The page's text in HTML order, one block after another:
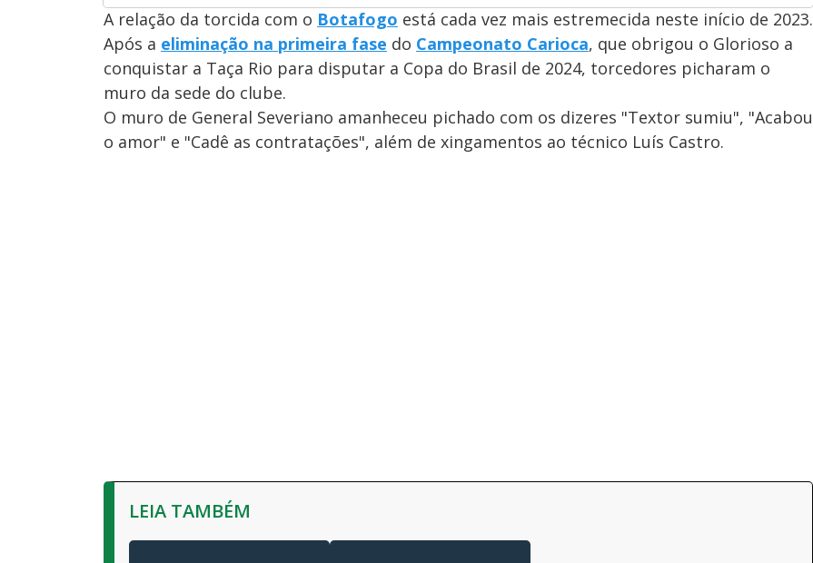
A relação da torcida com o Botafogo está cada vez mais estremecida neste início de 2023.
Após a eliminação na primeira fase do Campeonato Carioca, que obrigou o Glorioso a
conquistar a Taça Rio para disputar a Copa do Brasil de 2024, torcedores picharam o
muro da sede do clube.
O muro de General Severiano amanheceu pichado com os dizeres "Textor sumiu", "Acabou
o amor" e "Cadê as contratações", além de xingamentos ao técnico Luís Castro.
LEIA TAMBÉM